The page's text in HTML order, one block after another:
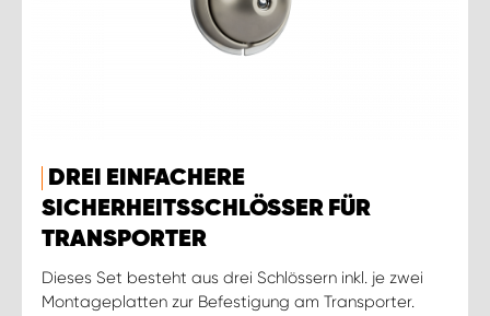
DREI EINFACHERE
SICHERHEITSSCHLÖSSER FÜR
TRANSPORTER
Dieses Set besteht aus drei Schlössern inkl. je zwei
Montageplatten zur Befestigung am Transporter.